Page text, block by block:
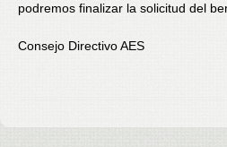
podremos finalizar la solicitud del
Consejo Directivo AES